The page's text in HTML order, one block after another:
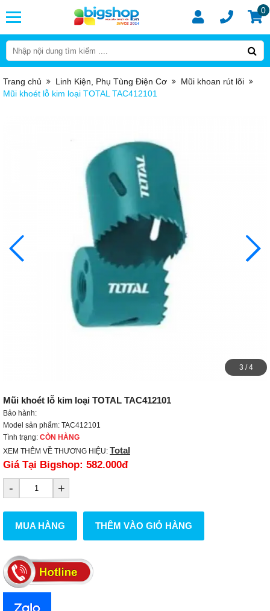
0
Trang chủ Linh Kiện, Phụ Tùng Điện Cơ
Mũi khoan rút lõi
Mũi khoét lỗ kim loại TOTAL TAC412101
3 /4
Mũi khoét lỗ kim loại TOTAL TAC412101
Bảo hành:
Model sản phẩm: TAC412101
Tình trạng: CÒN HÀNG
XEM THÊM VỀ THƯƠNG HIỆU: Total
Giá Tại Bigshop: 582.000đ
- +
MUA HÀNG THÊM VÀO GIỎ HÀNG